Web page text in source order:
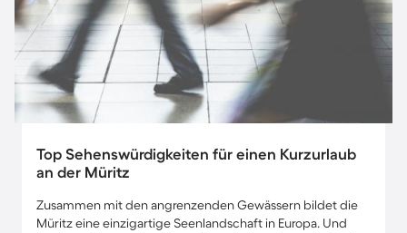
Top Sehenswürdigkeiten für einen Kurzurlaub
an der Müritz
Zusammen mit den angrenzenden Gewässern bildet die
Müritz eine einzigartige Seenlandschaft in Europa. Und